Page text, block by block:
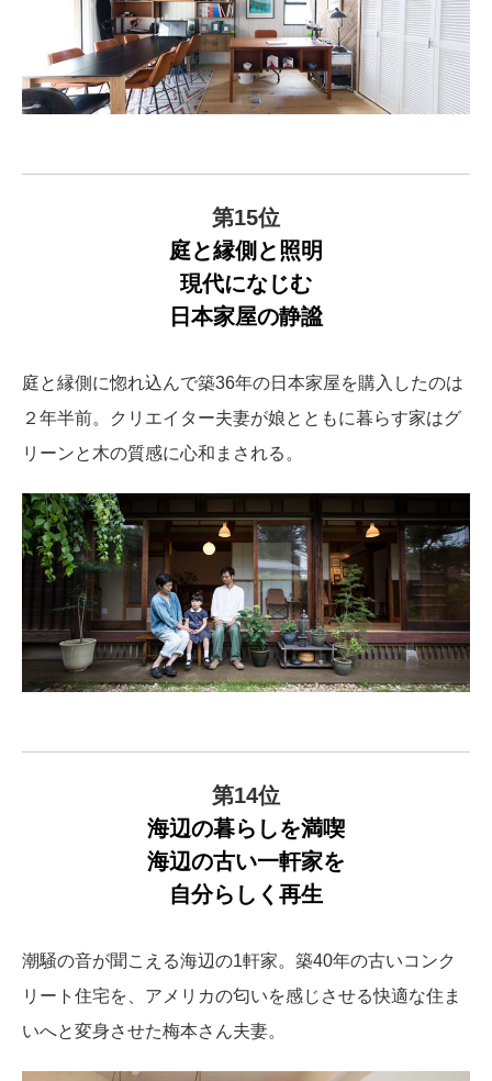
第15位
庭と縁側と照明
現代になじむ
日本家屋の静謐
庭と縁側に惚れ込んで築36年の日本家屋を購入したのは
２年半前。クリエイター夫妻が娘とともに暮らす家はグ
リーンと木の質感に心和まされる。
第14位
海辺の暮らしを満喫
海辺の古い一軒家を
自分らしく再生
潮騒の音が聞こえる海辺の1軒家。築40年の古いコンク
リート住宅を、アメリカの匂いを感じさせる快適な住ま
いへと変身させた梅本さん夫妻。